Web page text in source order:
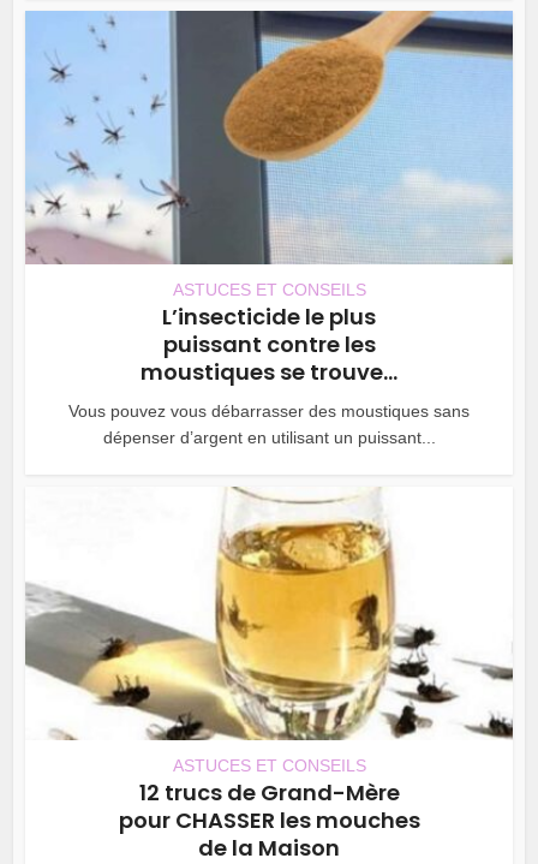
ASTUCES ET CONSEILS
L’insecticide le plus
puissant contre les
moustiques se trouve...
Vous pouvez vous débarrasser des moustiques sans
dépenser d’argent en utilisant un puissant...
ASTUCES ET CONSEILS
12 trucs de Grand-Mère
pour CHASSER les mouches
de la Maison